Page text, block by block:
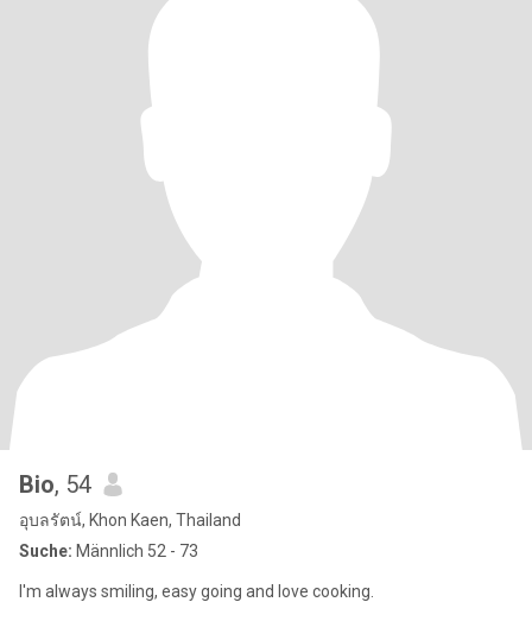
Bio, 54
อุบลรัตน์, Khon Kaen, Thailand
Suche: Männlich 52 - 73
I'm always smiling, easy going and love cooking.